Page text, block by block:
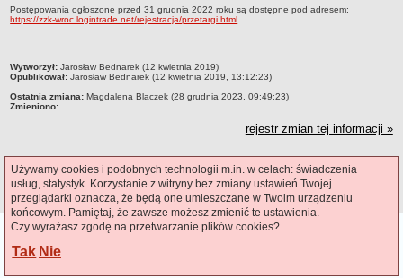
STREFA PRACOWNIKA
Co i jak załatwić w BOK-u?
BOK-i
Zamówienia bez procedury PZP - platforma elektroniczna
Zamówienia zgodne z procedurą PZP - platforma elektroniczna
Archiwalne - Zamówiena zgodne z procedurą PZP
Archiwalne - Zamówienia zgodne z procedurą PZP sprzed
01.03.2016
Postępowania ogłoszone przed 31 grudnia 2022 roku są dostępne pod adresem:
https://zzk-wroc.logintrade.net/rejestracja/przetargi.html
metryczka
Wytworzył: Jarosław Bednarek (12 kwietnia 2019)
Opublikował: Jarosław Bednarek (12 kwietnia 2019, 13:12:23)
Ostatnia zmiana: Magdalena Blaczek (28 grudnia 2023, 09:49:23)
Zmieniono: .
rejestr zmian tej informacji »
Ostatnia aktualizacja BIP:07.08.2026 12:46
CMS i hosting: Logonet Sp. z o.o.
Używamy cookies i podobnych technologii m.in. w celach: świadczenia
usług, statystyk. Korzystanie z witryny bez zmiany ustawień Twojej
przeglądarki oznacza, że będą one umieszczane w Twoim urządzeniu
końcowym. Pamiętaj, że zawsze możesz zmienić te ustawienia.
Czy wyrażasz zgodę na przetwarzanie plików cookies?
Tak Nie